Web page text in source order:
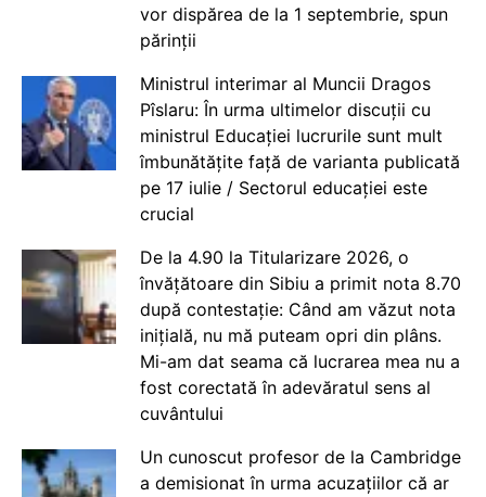
vor dispărea de la 1 septembrie, spun
părinții
Ministrul interimar al Muncii Dragos
Pîslaru: În urma ultimelor discuții cu
ministrul Educației lucrurile sunt mult
îmbunătățite față de varianta publicată
pe 17 iulie / Sectorul educației este
crucial
De la 4.90 la Titularizare 2026, o
învățătoare din Sibiu a primit nota 8.70
după contestație: Când am văzut nota
inițială, nu mă puteam opri din plâns.
Mi-am dat seama că lucrarea mea nu a
fost corectată în adevăratul sens al
cuvântului
Un cunoscut profesor de la Cambridge
a demisionat în urma acuzațiilor că ar